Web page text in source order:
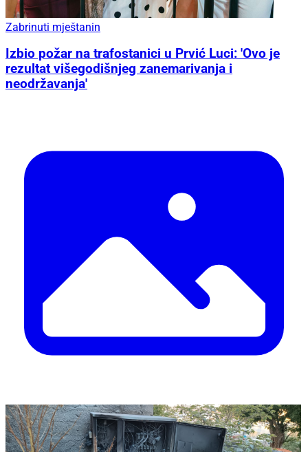
Zabrinuti mještanin
Izbio požar na trafostanici u Prvić Luci: 'Ovo je
rezultat višegodišnjeg zanemarivanja i
neodržavanja'